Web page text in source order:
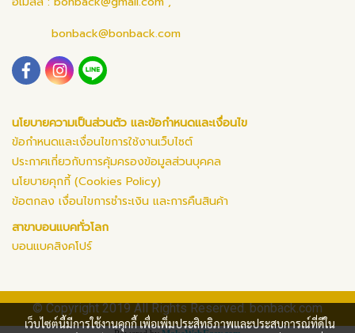
bonback@bonback.com
นโยบายความเป็นส่วนตัว และข้อกำหนดและเงื่อนไข
ข้อกำหนดและเงื่อนไขการใช้งานเว็บไซต์
ประกาศเกี่ยวกับการคุ้มครองข้อมูลส่วนบุคคล
นโยบายคุกกี้ (Cookies Policy)
ข้อตกลง เงื่อนไขการชำระเงิน และการคืนสินค้า
สาขาบอนแบคทั่วโลก
บอนแบคสิงคโปร์
© Copyright 2019 All Rights Reserved. bonback.com
เว็บไซต์นี้มีการใช้งานคุกกี้ เพื่อเพิ่มประสิทธิภาพและประสบการณ์ที่ดีใน